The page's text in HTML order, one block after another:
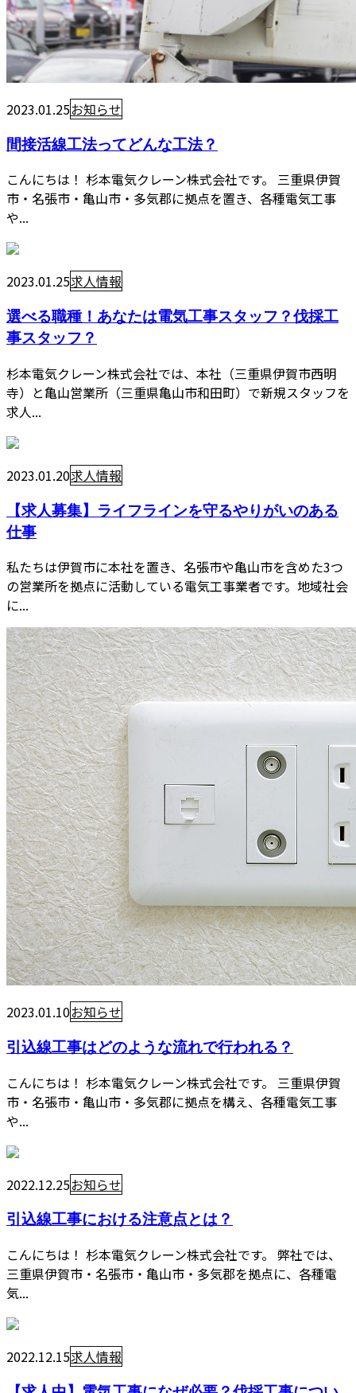
2023.01.25お知らせ
間接活線工法ってどんな工法？
こんにちは！ 杉本電気クレーン株式会社です。 三重県伊賀
市・名張市・亀山市・多気郡に拠点を置き、各種電気工事
や...
2023.01.25求人情報
選べる職種！あなたは電気工事スタッフ？伐採工
事スタッフ？
杉本電気クレーン株式会社では、本社（三重県伊賀市西明
寺）と亀山営業所（三重県亀山市和田町）で新規スタッフを
求人...
2023.01.20求人情報
【求人募集】ライフラインを守るやりがいのある
仕事
私たちは伊賀市に本社を置き、名張市や亀山市を含めた3つ
の営業所を拠点に活動している電気工事業者です。地域社会
に...
2023.01.10お知らせ
引込線工事はどのような流れで行われる？
こんにちは！ 杉本電気クレーン株式会社です。 三重県伊賀
市・名張市・亀山市・多気郡に拠点を構え、各種電気工事
や...
2022.12.25お知らせ
引込線工事における注意点とは？
こんにちは！ 杉本電気クレーン株式会社です。 弊社では、
三重県伊賀市・名張市・亀山市・多気郡を拠点に、各種電
気...
2022.12.15求人情報